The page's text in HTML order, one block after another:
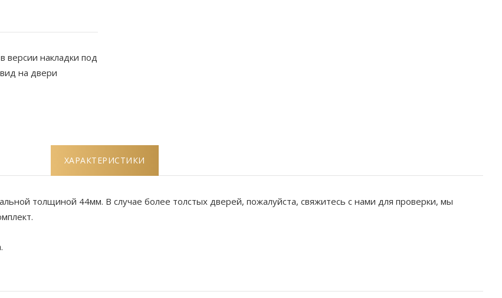
версии накладки под
на двери
ХАРАКТЕРИСТИКИ
толщиной 44мм. В случае более толстых дверей, пожалуйста, свяжитесь с нами для проверки, мы